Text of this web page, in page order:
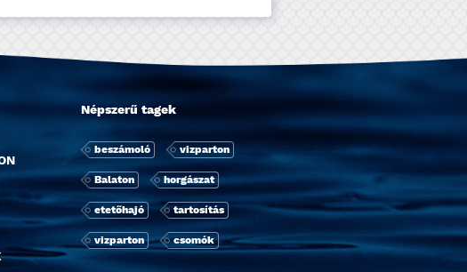
Népszerű tagek
beszámoló vizparton
Balaton horgászat
etetőhajó tartosí­tás
vizparton csomók